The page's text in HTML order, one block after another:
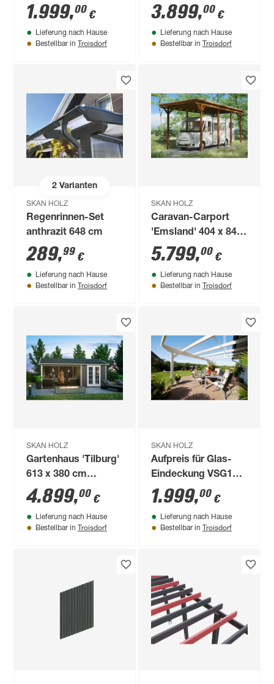
mm 434 x 300 cm
1.999,00 €
Lieferung nach Hause
Bestellbar in Troisdorf
natur 541 x 250 cm
3.899,00 €
Lieferung nach Hause
Bestellbar in Troisdorf
2Varianten
SKAN HOLZ
Regenrinnen-Set
anthrazit 648 cm
289,99 €
Lieferung nach Hause
Bestellbar in Troisdorf
SKAN HOLZ
Caravan-Carport
'Emsland' 404 x 846
cm nussbaum
5.799,00 €
Lieferung nach Hause
Bestellbar in Troisdorf
SKAN HOLZ
Gartenhaus 'Tilburg'
613 x 380 cm
schiefergrau
4.899,00 €
Lieferung nach Hause
Bestellbar in Troisdorf
SKAN HOLZ
Aufpreis für Glas-
Eindeckung VSG10
mm 541 x 300 cm
1.999,00 €
Lieferung nach Hause
Bestellbar in Troisdorf